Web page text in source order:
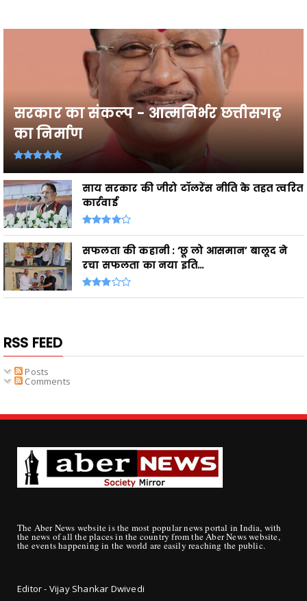
सरकार का संकल्प - आत्मनिर्भर छत्तीसगढ़
का निर्माण
साय सरकार की जीरो टॉलरेंस नीति के तहत त्वरित
कार्रवाई
सफलता की कहानी : ‘छू लो आसमान’ बालूद ने
रचा सफलता का नया इति...
RSS FEED
Posts
Comments
The Aber News website is the most popular news portal in India, with
the news of all the places in the country from the Aber News website,
the events happening in the world are easily reaching the public.
Editor - Vijay Shankar Dwivedi